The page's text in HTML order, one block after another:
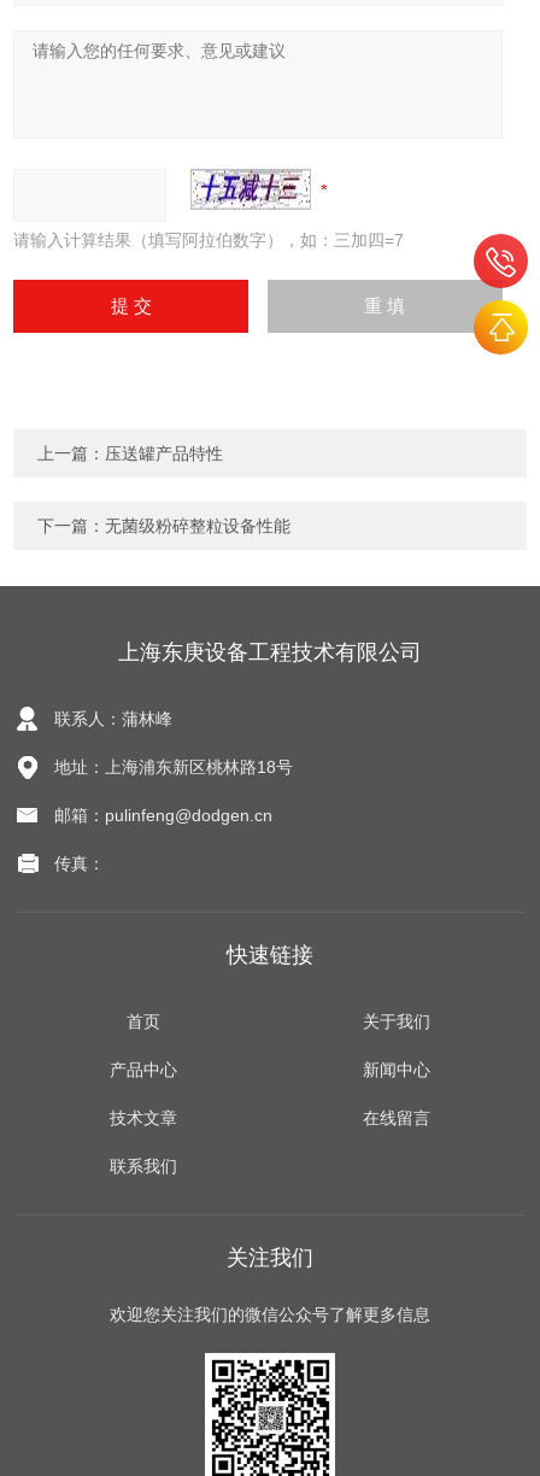
请输入计算结果（填写阿拉伯数字），如：三加四=7
上一篇： 压送罐产品特性
下一篇：无菌级粉碎整粒设备性能
上海东庚设备工程技术有限公司
联系人：蒲林峰
地址：上海浦东新区桃林路18号
邮箱：pulinfeng@dodgen.cn
传真：
快速链接
首页 关于我们
产品中心 新闻中心
技术文章 在线留言
联系我们
关注我们
欢迎您关注我们的微信公众号了解更多信息